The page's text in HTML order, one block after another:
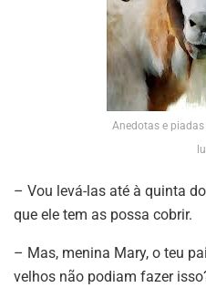
Anedotas e
– Vou levá-las até à quinta
que ele tem as possa cobrir.
– Mas, menina Mary, o teu
velhos não podiam fazer